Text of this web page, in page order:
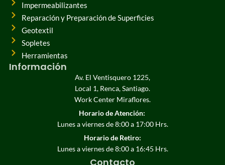
Información
Av. El Ventisquero 1225,
Local 1, Renca, Santiago.
Work Center Miraflores.
Horario de Atención:
Lunes a viernes de 8:00 a 17:00 Hrs.
Horario de Retiro:
Lunes a viernes de 8:00 a 16:45 Hrs.
Impermeabilizantes
Reparación y Preparación de Superficies
Geotextil
Sopletes
Herramientas
Contacto